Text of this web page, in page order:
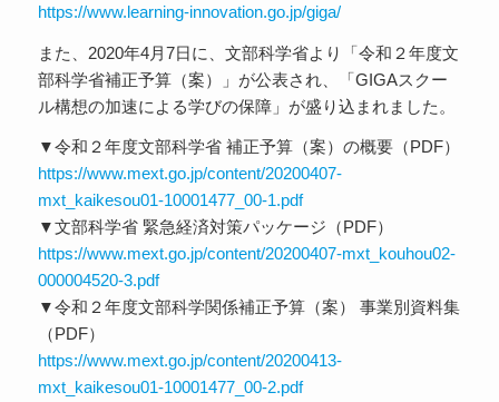
https://www.learning-innovation.go.jp/giga/
また、2020年4月7日に、文部科学省より「令和２年度文
部科学省補正予算（案）」が公表され、「GIGAスクー
ル構想の加速による学びの保障」が盛り込まれました。
▼令和２年度文部科学省 補正予算（案）の概要（PDF）
https://www.mext.go.jp/content/20200407-
mxt_kaikesou01-10001477_00-1.pdf
▼文部科学省 緊急経済対策パッケージ（PDF）
https://www.mext.go.jp/content/20200407-mxt_kouhou02-
000004520-3.pdf
▼令和２年度文部科学関係補正予算（案） 事業別資料集
（PDF）
https://www.mext.go.jp/content/20200413-
mxt_kaikesou01-10001477_00-2.pdf